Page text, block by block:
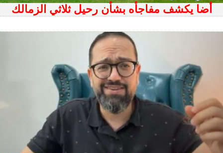
أضا يكشف مفاجأه بشأن رحيل ثلاثي الزمالك